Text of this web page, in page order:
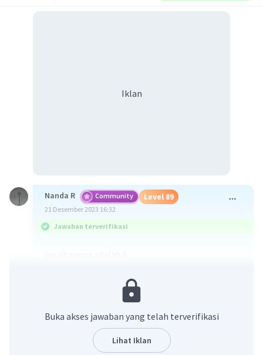
Iklan
Nanda R Community Level 89
21 Desember 2023 16:32
Jawaban terverifikasi
Frangki Y Level 1
22 Desember 2023 07:22
sebentar shio berapa yang keluar
Buka akses jawaban yang telah terverifikasi
Lihat Iklan